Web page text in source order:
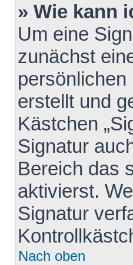
» Wie kann
Um eine
zunächst
erstellt und
Kästchen
Signatur
Bereich das
aktivierst.
Signatur
Nach oben